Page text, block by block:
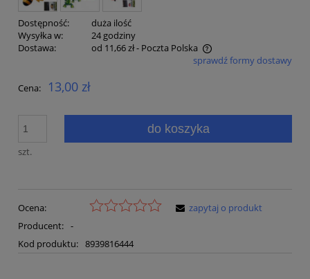
Dostępność:
duża ilość
Wysyłka w:
24 godziny
Dostawa:
od 11,66 zł- Poczta Polska
Cena nie zawiera ewentualnych kosztów płatnościsprawdź formy dostawy
Cena: 13,00 zł
szt.
do koszyka
Ocena:
Producent: -
Kod produktu: 8939816444
zapytaj o produkt